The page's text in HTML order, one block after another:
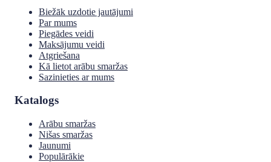
Biežāk uzdotie jautājumi
Par mums
Piegādes veidi
Maksājumu veidi
Atgriešana
Kā lietot arābu smaržas
Sazinieties ar mums
Katalogs
Arābu smaržas
Nišas smaržas
Jaunumi
Populārākie